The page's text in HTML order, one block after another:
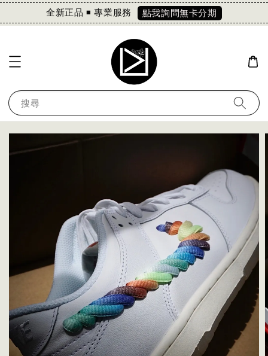
全新正品 ◾️ 專業服務 點我詢問無卡分期
搜尋